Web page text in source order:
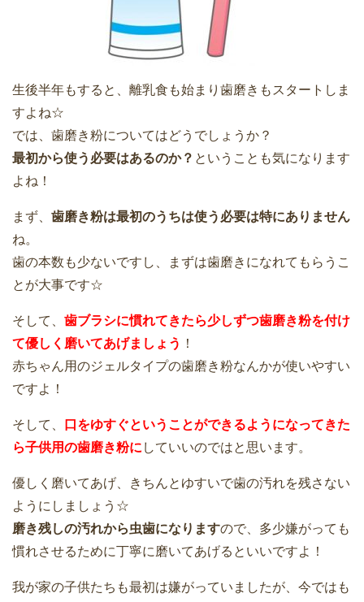
生後半年もすると、離乳食も始まり歯磨きもスタートしま
すよね☆
では、歯磨き粉についてはどうでしょうか？
最初から使う必要はあるのか？ ということも気になります
よね！
まず、 歯磨き粉は最初のうちは使う必要は特にありません
ね。
歯の本数も少ないですし、まずは歯磨きになれてもらうこ
とが大事です☆
そして、 歯ブラシに慣れてきたら少しずつ歯磨き粉を付け
て優しく磨いてあげましょう ！
赤ちゃん用のジェルタイプの歯磨き粉なんかが使いやすい
ですよ！
そして、
口をゆすぐということができるようになってきた
ら子供用の歯磨き粉に していいのではと思います。
優しく磨いてあげ、きちんとゆすいで歯の汚れを残さない
ようにしましょう☆
磨き残しの汚れから虫歯になりますので、多少嫌がっても
慣れさせるために丁寧に磨いてあげるといいですよ！
我が家の子供たちも最初は嫌がっていましたが、今ではも